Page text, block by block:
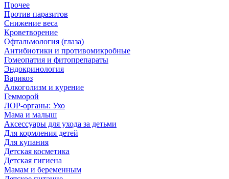
Прочее
Против паразитов
Снижение веса
Кроветворение
Офтальмология (глаза)
Антибиотики и противомикробные
Гомеопатия и фитопрепараты
Эндокринология
Варикоз
Алкоголизм и курение
Гемморой
ЛОР-органы: Ухо
Мама и малыш
Аксессуары для ухода за детьми
Для кормления детей
Для купания
Детская косметика
Детская гигиена
Мамам и беременным